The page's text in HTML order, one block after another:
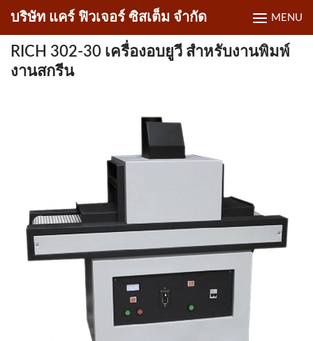
Skip
content
บริษัท แคร์ ฟิวเจอร์ ซิสเต็ม จำกัด MENU
RICH 302-30 เครื่องอบยูวี สำหรับงานพิมพ์
งานสกรีน